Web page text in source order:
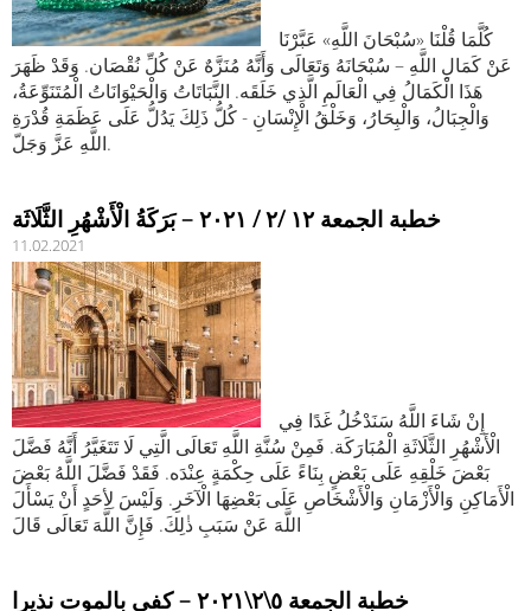
كُلَّمَا قُلْنَا «سُبْحَانَ اللَّهِ» عَبَّرْنَا
عَنْ كَمَالِ اللَّهِ – سُبْحَانَهُ وَتَعَالَى وَأَنَّهُ مُنَزَّهٌ عَنْ كُلِّ نُقْصَان. وَقَدْ ظَهَرَ
هَذَا الْكَمَالُ فِي الْعَالَمِ الَّذِي خَلَقَه. النَّبَاتَاتُ وَالْحَيْوَانَاتُ الْمُتَنَوِّعَةُ،
وَالْجِبَالُ، وَالْبِحَارُ، وَخَلْقُ الْإِنْسَانِ - كُلُّ ذَلِكَ يَدُلُّ عَلَى عَظَمَةِ قُدْرَةِ
اللَّهِ عَزَّ وَجَلّ.
خطبة الجمعة ١٢ /٢ / ٢٠٢١ – بَرَكَةُ الْأَشْهُرِ الثَّلَاثَة
11.02.2021
إِنْ شَاءَ اللَّهُ سَنَدْخُلُ غَدًا فِي
الْأَشْهُرِ الثَّلَاثَةِ الْمُبَارَكَة. فَمِنْ سُنَّةِ اللَّهِ تَعَالَى الَّتِي لَا تَتَغَيَّرُ أَنَّهُ فَضَّلَ
بَعْضَ خَلْقِهِ عَلَى بَعْضٍ بِنَاءً عَلَى حِكْمَةٍ عِنْدَه. فَقَدْ فَضَّلَ اللَّهُ بَعْضَ
الْأَمَاكِنِ وَالْأَزْمَانِ وَالْأَشْخَاصِ عَلَى بَعْضِهَا الْآخَرِ. وَلَيْسَ لِأحَدٍ أَنْ يَسْأَلَ
اللَّهَ عَنْ سَبَبِ ذٰلِكَ. فَإِنَّ اللَّهَ تَعَالَى قَالَ
خطبة الجمعة ٥\٢\٢٠٢١ – كفى بالموت نذيرا